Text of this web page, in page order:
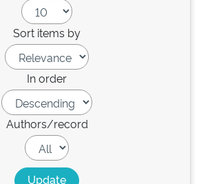
Sort items by
In order
Authors/record